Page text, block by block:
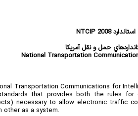
NTCIP 2008 استاندارد
حمل و نقل آمريکا
National Transportation
Transportation Communications for
that provides both the rules for
necessary to allow electronic traffic
other as a system.